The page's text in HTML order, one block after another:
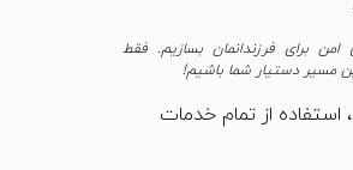
برای فرزندانمان بسازیم. فقط
مسیر دستیار شما باشیم!
از تمام خدمات